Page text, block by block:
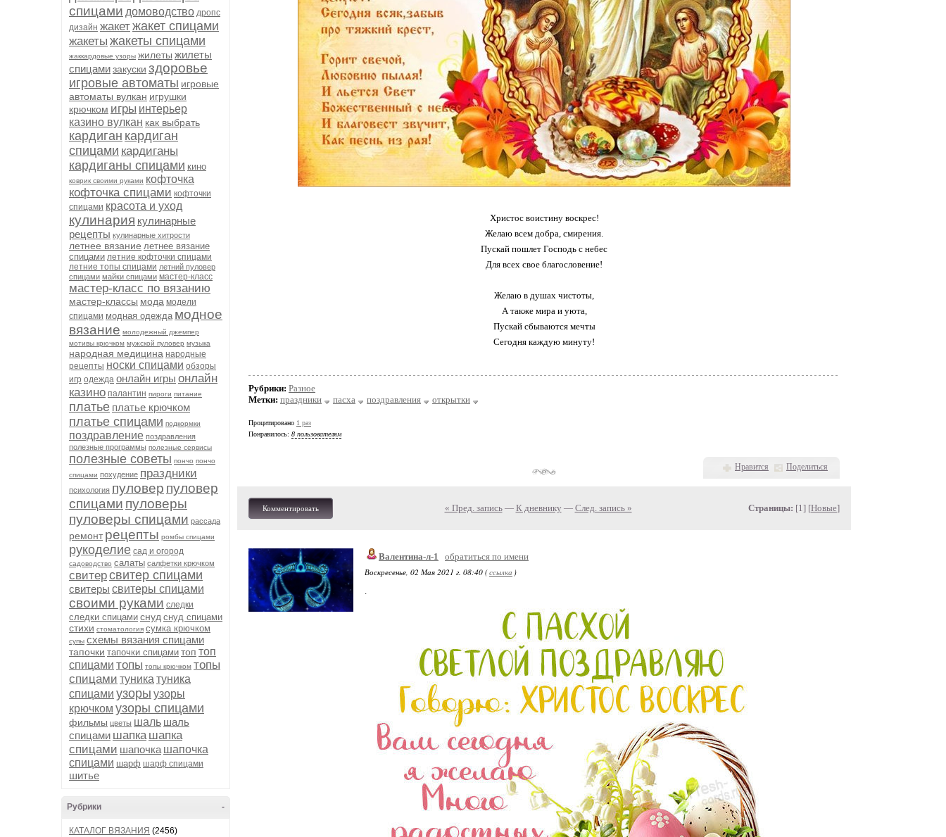
спицами домоводство дропс
дизайн жакетжакет спицами
жакеты жакеты спицами
жаккардовые узоры жилеты жилеты
спицамизакуски здоровье
игровые автоматы игровые
автоматы вулкан игрушки
крючком игры интерьер
казино вулкан как выбрать
кардиган кардиган
спицами кардиганы
кардиганы спицами кино
коврик своими руками кофточка
кофточка спицами кофточки
спицами красота и уход
кулинария кулинарные
рецепты кулинарные хитрости
летнее вязание летнее вязание
спицами летние кофточки спицами
летние топы спицами летний пуловер
спицами майки спицами мастер-класс
мастер-класс по вязанию
мастер-классы мода модели
спицами модная одежда модное
вязание молодежный джемпер
мотивы крючком мужской пуловер музыка
народная медицина народные
рецепты носки спицами обзоры
игр одежда онлайн игры онлайн
казино палантин пироги питание
платье платье крючком
платье спицами подкормки
поздравление поздравления
полезные программы полезные сервисы
полезные советы пончо пончо
спицами похудение праздники
психология пуловер пуловер
спицами пуловеры
пуловеры спицами рассада
ремонт рецепты ромбы спицами
рукоделие сад и огород
садоводство салаты салфетки крючком
свитерсвитер спицами
свитеры свитеры спицами
своими руками следки
следки спицами снуд снуд спицами
стихи стоматология сумка крючком
супы схемы вязания спицами
тапочки тапочки спицами топ топ
спицами топы топы крючком топы
спицами туника туника
спицами узоры узоры
крючком узоры спицами
фильмы цветы шаль шаль
спицами шапка шапка
спицами шапочка шапочка
спицами шарф шарф спицами
шитье
-
Рубрики
КАТАЛОГ ВЯЗАНИЯ (2456)
Христос воистину воскрес!
Желаю всем добра, смирения.
Пускай пошлет Господь с небес
Для всех свое благословение!
Желаю в душах чистоты,
А также мира и уюта,
Пускай сбываются мечты
Сегодня каждую минуту!
Рубрики: Разное
Метки: праздники пасха поздравления открытки
Процитировано 1 раз
Понравилось: 8 пользователям
Нравится Поделиться
Комментировать « Пред. запись— К дневнику — След. запись » Страницы: [1] [Новые]
Валентина-л-1
обратиться по имени
Воскресенье, 02 Мая 2021 г. 08:40 (ссылка )
.